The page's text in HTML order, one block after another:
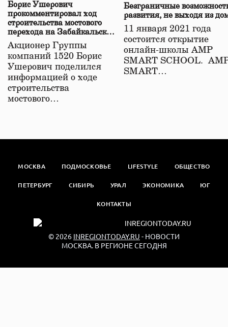
Борис Ушерович
прокомментировал ход
строительства мостового
перехода на Забайкальской
железной дороге
Акционер Группы
компаний 1520 Борис
Ушерович поделился
информацией о ходе
строительства
мостового…
Безграничные
развития, не выходя из
11 января 2021 года
состоится открытие
онлайн-школы АМР
SMART SCHOOL.
SMART…
МОСКВА ПОДМОСКОВЬЕ LIFESTYLE ОБЩЕСТВО
ПЕТЕРБУРГ СИБИРЬ УРАЛ ЭКОНОМИКА ЮГ
КОНТАКТЫ
© 2026 INREGIONTODAY.RU - НОВОСТИ
МОСКВА. В РЕГИОНЕ СЕГОДНЯ